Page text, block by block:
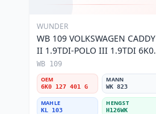
WUNDER
WB 109 VOLKSWAGEN CADDY
II 1.9TDI-POLO III 1.9TDI 6K0
127 401 G Yakıt/Mazot Filtresi
WB 109
OEM
6K0 127 401 G
MANN
WK 823
MAHLE
KL 103
HENGST
H126WK